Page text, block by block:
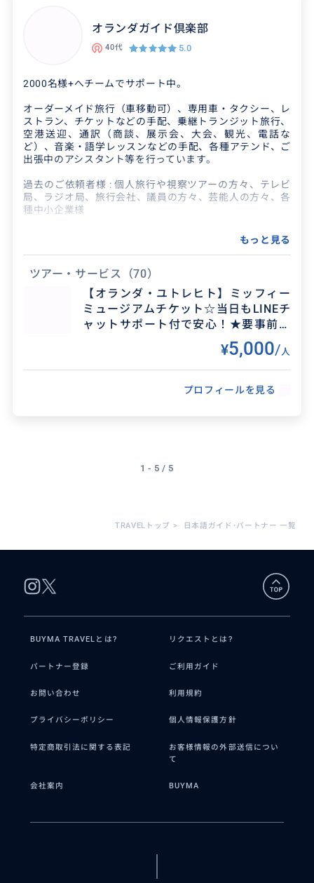
行きたいところなど、時間短縮で、短時間でも効
率のいいご希望のプランを考え、一緒に同行致
クチコミ
貴重な経験がたくさんできました！
20代 2026/8/2
直前のお願いだったのにも関わらず、ギリギリま
す。 日が落ちてからのパリはとても景色がきれい
で、定番の...
オランダガイド倶楽部
40代 5.0
2000名様+へチームでサポート中。
オーダーメイド旅行（車移動可）、専用車・タクシー、レ
ストラン、チケットなどの手配、乗継トランジット旅行、
空港送迎、通訳（商談、展示会、大会、観光、電話な
ど）、音楽・語学レッスンなどの手配、各種アテンド、ご
出張中のアシスタント等を行っています。
過去のご依頼者様 : 個人旅行や視察ツアーの方々、テレビ
局、ラジオ局、旅行会社、議員の方々、芸能人の方々、各
種中小企業様
過去のアテンド国 : オランダ、ベルギー 、ドイツ、フラン
窓口担当オランダまりぽさの自己紹介:
旅程管理主任者取得済。2000年よりずっと旅行業界で活
拓、添乗員、ツアー企画手配などを正社員（総合職）で行
趣味は語学習得（オランダ語、中国語、スペイン語、フラ
所を変えながら、日本人従業員１人という状況下で多国籍
時に活かしています。
日本をより理解してきたのも、海外生活が始まってから。
来た際には私の視点で見る日本や現地での日本ではありえ
ない体験談など色々お話させて頂ければ良いなと思ってい
ウルグアイ、ニュージーランド、カンボジア、ポルトガル
国でボランティア活動をしてきました。友人の国籍は気付
ームステイをした亊から学んだ体験談も共有できます。
宜しくお願いします。
もっと見る
ツアー・サービス （70）
【オランダ・ユトレヒト】ミッフィー
ミュージアムチケット☆当日もLINEチ
ャットサポート付で安心！★要事前予
¥5,000/ 人
プロフィールを見る
1 - 5 / 5
TRAVELトップ > 日本語ガイド･パートナー 一覧
BUYMA TRAVELとは? リクエストとは?
パートナー登録 ご利用ガイド
お問い合わせ 利用規約
プライバシーポリシー 個人情報保護方針
特定商取引法に関する表記
お客様情報の外部送信につい
て
会社案内 BUYMA